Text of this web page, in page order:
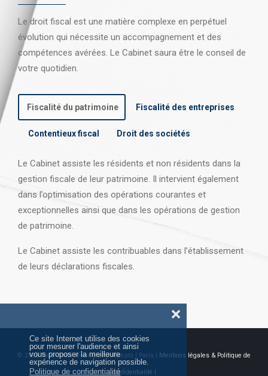
Ce site Internet utilise des cookies
pour mesurer l'audience et ainsi
vous proposer la meilleure
expérience de navigation possible.
Politique de confidentialité
❌
Le droit fiscal est une matière complexe en perpétuel
évolution qui nécessite un accompagnement et des
compétences avérées. Le Cabinet saura être le conseil de
votre quotidien.
Fiscalité du patrimoine Fiscalité des entreprises
Contentieux fiscal Droit des sociétés
Le Cabinet assiste les résidents et non résidents dans la
gestion fiscale de leur patrimoine. Il intervient également
dans l’optimisation des opérations courantes et
exceptionnelles ainsi que dans les opérations de gestion
de patrimoine.
Le Cabinet assiste les contribuables dans l’établissement
de leurs déclarations fiscales.
© 2026 Tous droits réservés AJ Avocats | Paris | Mentions légales & Politique de
confidentialité |